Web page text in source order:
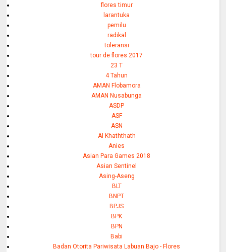
flores timur
larantuka
pemilu
radikal
toleransi
tour de flores 2017
23 T
4 Tahun
AMAN Flobamora
AMAN Nusabunga
ASDP
ASF
ASN
Al Khaththath
Anies
Asian Para Games 2018
Asian Sentinel
Asing-Aseng
BLT
BNPT
BPJS
BPK
BPN
Babi
Badan Otorita Pariwisata Labuan Bajo - Flores